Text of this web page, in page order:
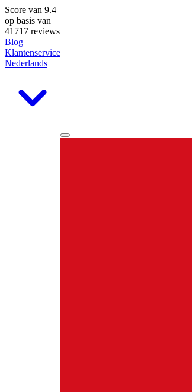
Score van 9.4
op basis van
41717 reviews
Blog
Klantenservice
Nederlands